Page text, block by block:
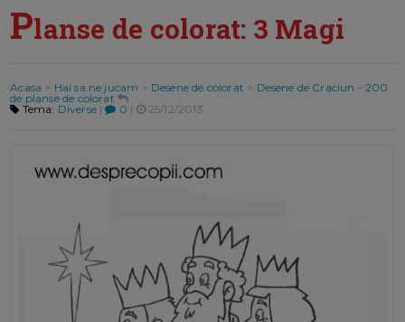
Planse de colorat: 3 Magi
Acasa > Hai sa ne jucam > Desene de colorat > Desene de Craciun - 200
de planse de colorat
Tema: Diverse| 0 | 25/12/2013